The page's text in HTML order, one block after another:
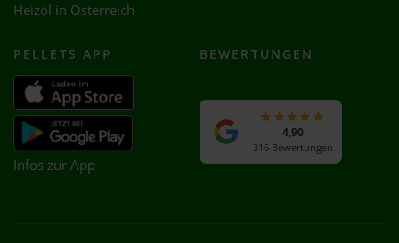
Heizöl in Österreich
PELLETS APP
Infos zur App
BEWERTUNGEN
4,90
316 Bewertungen